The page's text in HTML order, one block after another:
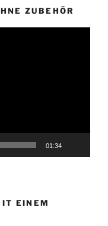
ZUBEHÖR
01:34
EINEM